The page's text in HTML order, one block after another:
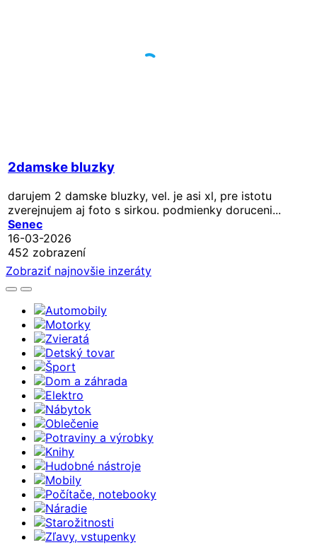
2damske bluzky
darujem 2 damske bluzky, vel. je asi xl, pre istotu
zverejnujem aj foto s sirkou. podmienky doruceni...
Senec
16-03-2026
452 zobrazení
Zobraziť najnovšie inzeráty
Automobily
Motorky
Zvieratá
Detský tovar
Šport
Dom a záhrada
Elektro
Nábytok
Oblečenie
Potraviny a výrobky
Knihy
Hudobné nástroje
Mobily
Počítače, notebooky
Náradie
Starožitnosti
Zľavy, vstupenky